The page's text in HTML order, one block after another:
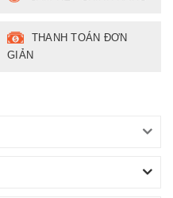
THANH TOÁN ĐƠN
GIẢN